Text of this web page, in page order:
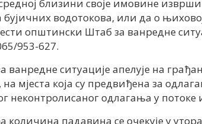
близини своје имовине
бујичних водотокова, или да о
општински Штаб за ванредне
953-627.
ванредне ситуације апелује на
мјеста која су предвиђена за
неконтролисаног одлагања у потоке
количина падавина се очекује у